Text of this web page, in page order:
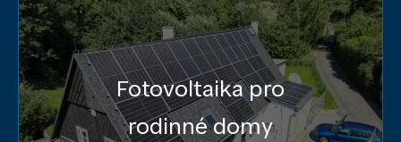
Fotovoltaika pro
rodinné domy